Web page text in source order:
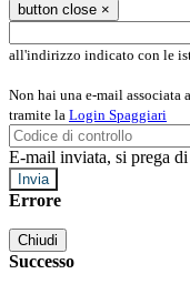
button close ×
all'indirizzo indicato con le
Non hai una e-mail associata
tramite la Login Spaggiari
E-mail inviata, si prega
Errore
Chiudi
Successo